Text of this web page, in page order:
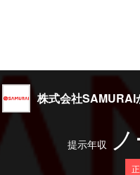
株式会社SAMURAI
提示年収